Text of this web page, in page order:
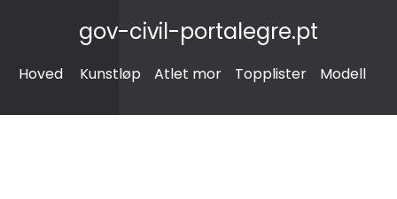
gov-civil-portalegre.pt
Hoved Kunstløp Atlet mor Topplister Modell